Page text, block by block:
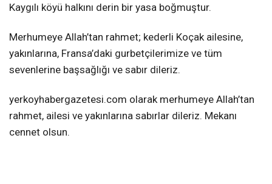
Kaygılı köyü halkını derin bir yasa boğmuştur.
Merhumeye Allah’tan rahmet; kederli Koçak ailesine,
yakınlarına, Fransa’daki gurbetçilerimize ve tüm
sevenlerine başsağlığı ve sabır dileriz.
yerkoyhabergazetesi.com olarak merhumeye Allah’tan
rahmet, ailesi ve yakınlarına sabırlar dileriz. Mekanı
cennet olsun.